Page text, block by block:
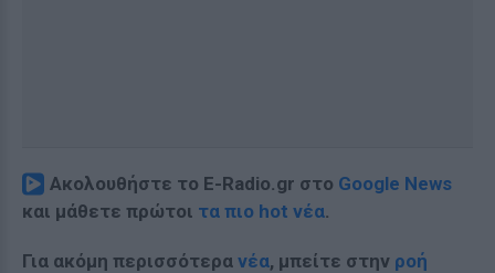
Ακολουθήστε το E-Radio.gr στο Google News
και μάθετε πρώτοι τα πιο hot νέα.
Για ακόμη περισσότερα νέα, μπείτε στην ροή